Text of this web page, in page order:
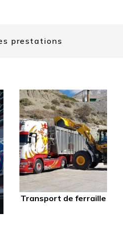
prestations
Transport de ferraille